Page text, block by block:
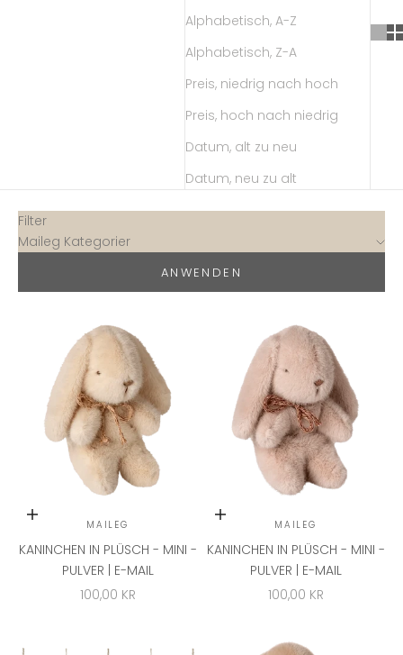
Alphabetisch, A-Z
Alphabetisch, Z-A
Preis, niedrig nach hoch
Preis, hoch nach niedrig
Datum, alt zu neu
Datum, neu zu alt
Filter
Maileg Kategorier
ANWENDEN
In den Warenkorb
MAILEG
KANINCHEN IN PLÜSCH - MINI -
PULVER | E-MAIL
ANGEBOT
100,00 KR
In den Warenkorb
MAILEG
KANINCHEN IN PLÜSCH - MINI -
PULVER | E-MAIL
ANGEBOT
100,00 KR